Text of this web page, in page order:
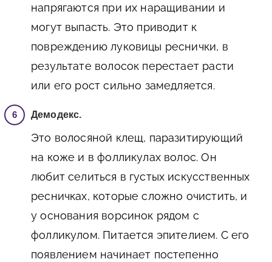
напрягаются при их наращивании и
могут выпасть. Это приводит к
повреждению луковицы реснички, в
результате волосок перестает расти
или его рост сильно замедляется.
Демодекс.
Это волосяной клещ, паразитирующий
на коже и в фолликулах волос. Он
любит селиться в густых искусственных
ресничках, которые сложно очистить, и
у основания ворсинок рядом с
фолликулом. Питается эпителием. С его
появлением начинает постепенно